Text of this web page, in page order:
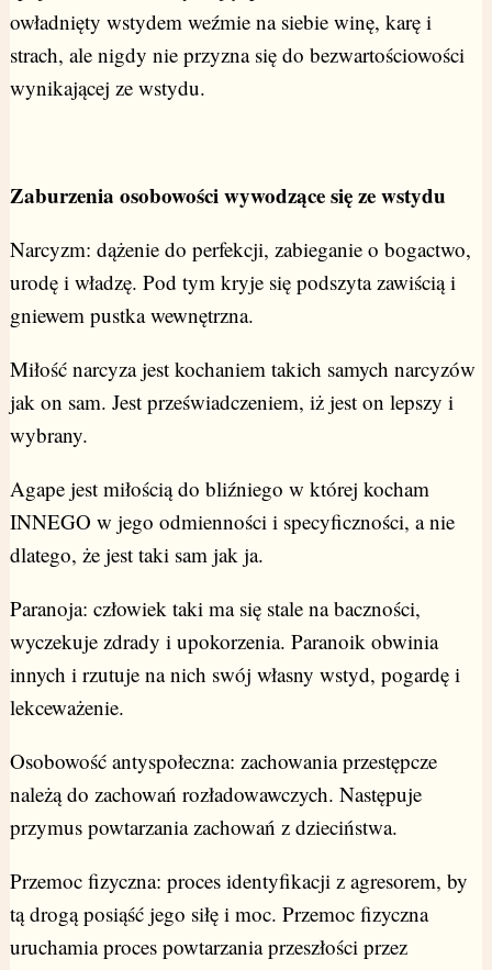
owładnięty wstydem weźmie na siebie winę, karę i
strach, ale nigdy nie przyzna się do bezwartościowości
wynikającej ze wstydu.
Zaburzenia osobowości wywodzące się ze wstydu
Narcyzm: dążenie do perfekcji, zabieganie o bogactwo,
urodę i władzę. Pod tym kryje się podszyta zawiścią i
gniewem pustka wewnętrzna.
Miłość narcyza jest kochaniem takich samych narcyzów
jak on sam. Jest przeświadczeniem, iż jest on lepszy i
wybrany.
Agape jest miłością do bliźniego w której kocham
INNEGO w jego odmienności i specyficzności, a nie
dlatego, że jest taki sam jak ja.
Paranoja: człowiek taki ma się stale na baczności,
wyczekuje zdrady i upokorzenia. Paranoik obwinia
innych i rzutuje na nich swój własny wstyd, pogardę i
lekceważenie.
Osobowość antyspołeczna: zachowania przestępcze
należą do zachowań rozładowawczych. Następuje
przymus powtarzania zachowań z dzieciństwa.
Przemoc fizyczna: proces identyfikacji z agresorem, by
tą drogą posiąść jego siłę i moc. Przemoc fizyczna
uruchamia proces powtarzania przeszłości przez